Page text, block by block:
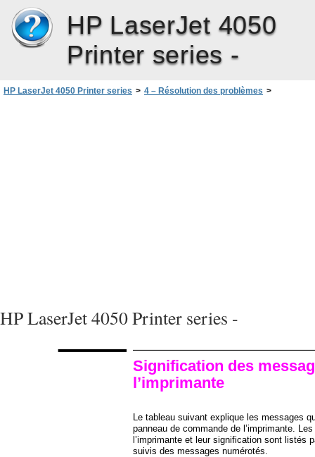
HP LaserJet 4050
Printer series -
HP LaserJet 4050 Printer series > 4 – Résolution des problèmes >
HP LaserJet 4050 Printer series -
Signification des
l’imprimante
Le tableau suivant explique les messages
panneau de commande de l’imprimante.
l’imprimante et leur signification sont listés
suivis des messages numérotés.